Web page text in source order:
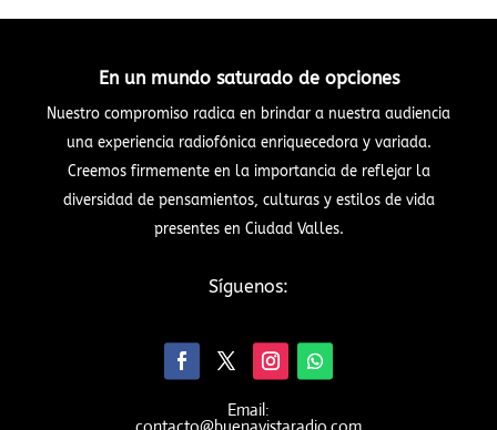
En un mundo saturado de opciones
Nuestro compromiso radica en brindar a nuestra audiencia
una experiencia radiofónica enriquecedora y variada.
Creemos firmemente en la importancia de reflejar la
diversidad de pensamientos, culturas y estilos de vida
presentes en Ciudad Valles.
Síguenos:
Email: